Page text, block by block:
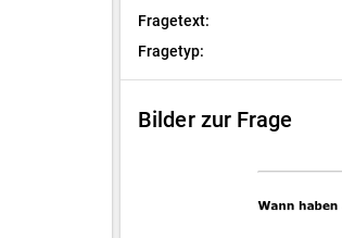
Fragetext:
Fragetyp:
Bilder zur Frage